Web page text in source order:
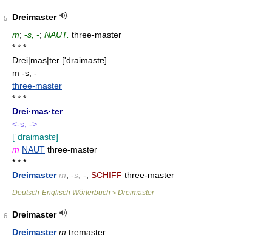
5
Dreimaster
m; -s, -; NAUT. three-master
* * *
Drei|mas|ter ['draimastɐ]
m -s, -
three-master
* * *
Drei·mas·ter
<-s, ->
[ˈdraimastɐ]
m NAUT three-master
* * *
Dreimaster m; -s , -; SCHIFF three-master
Deutsch-Englisch Wörterbuch > Dreimaster
6
Dreimaster
Dreimaster m tremaster